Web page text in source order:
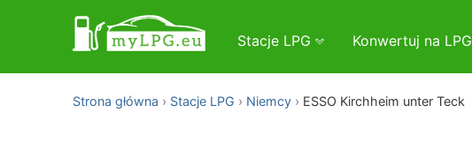
Stacje LPG Konwertuj na LPG
Strona główna Stacje LPG Niemcy ESSO Kirchheim unter Teck